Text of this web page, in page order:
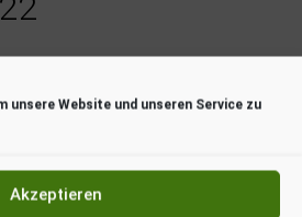
unsere Website und unseren Service zu
Akzeptieren
– ein